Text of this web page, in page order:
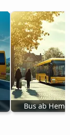
Bus ab